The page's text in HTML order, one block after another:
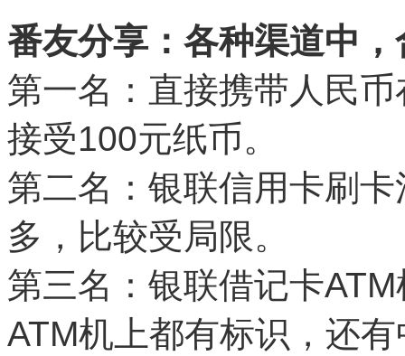
番友分享：各种渠道中
第一名：直接携带人民
接受100元纸币。
第二名：银联信用卡刷
多，比较受局限。
第三名：银联借记卡
ATM机上都有标识，还